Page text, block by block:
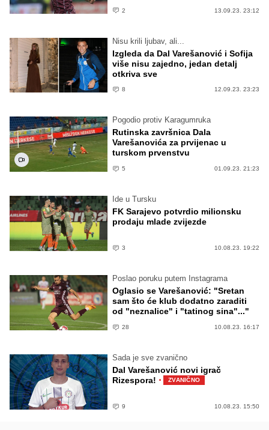
2 13.09.23. 23:12
Nisu krili ljubav, ali...
Izgleda da Dal Varešanović i Sofija
više nisu zajedno, jedan detalj
otkriva sve
8 12.09.23. 23:23
Pogodio protiv Karagumruka
Rutinska završnica Dala
Varešanovića za prvijenac u
turskom prvenstvu
5 01.09.23. 21:23
Ide u Tursku
FK Sarajevo potvrdio milionsku
prodaju mlade zvijezde
3 10.08.23. 19:22
Poslao poruku putem Instagrama
Oglasio se Varešanović: "Sretan
sam što će klub dodatno zaraditi
od "neznalice" i "tatinog sina"..."
28 10.08.23. 16:17
Sada je sve zvanično
Dal Varešanović novi igrač
Rizespora! · ZVANIČNO
9 10.08.23. 15:50